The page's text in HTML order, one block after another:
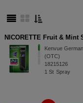
NICORETTE Fruit & Mint
Kenvue
(OTC)
18215126
1 St Spray